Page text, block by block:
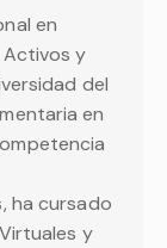
en
Activos y
del
en
ha cursado
y